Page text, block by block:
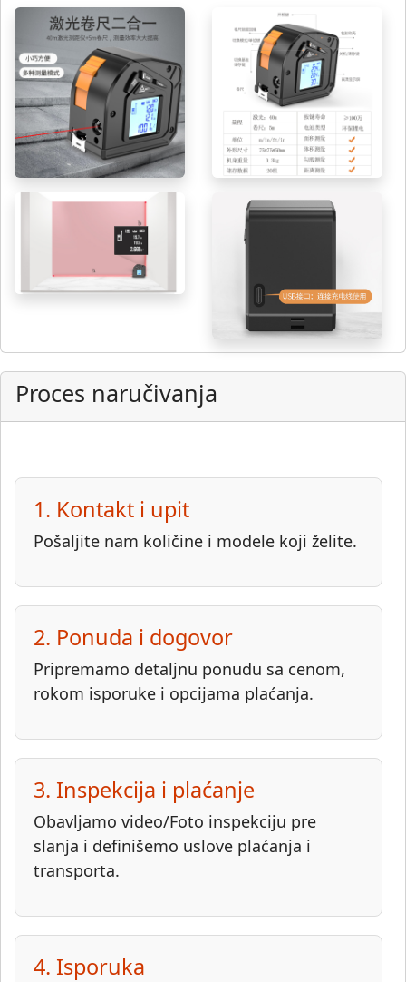
Proces naručivanja
1. Kontakt i upit
Pošaljite nam količine i modele koji želite.
2. Ponuda i dogovor
Pripremamo detaljnu ponudu sa cenom,
rokom isporuke i opcijama plaćanja.
3. Inspekcija i plaćanje
Obavljamo video/Foto inspekciju pre
slanja i definišemo uslove plaćanja i
transporta.
4. Isporuka